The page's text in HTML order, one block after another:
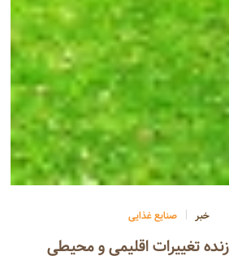
خبر صنایع غذایی
تغییرات اقلیمی و محیطی